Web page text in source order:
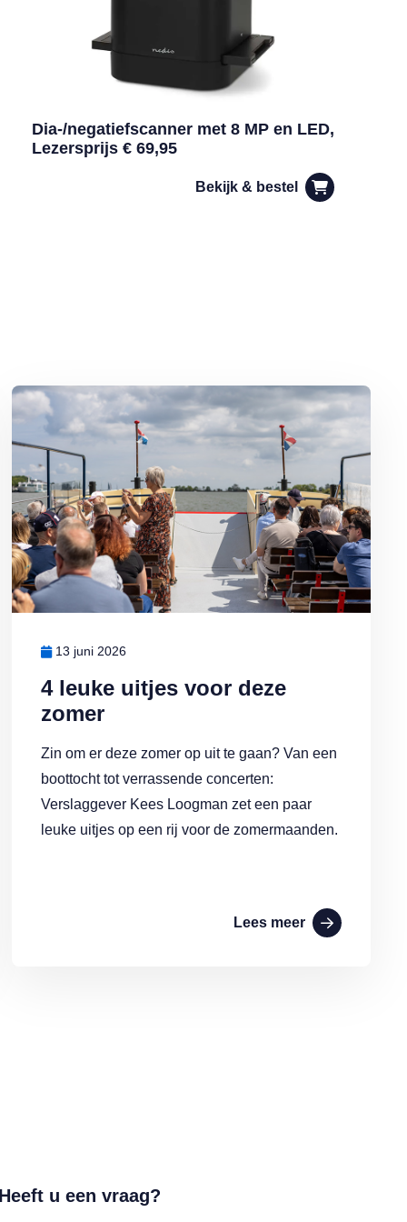
Dia-/negatiefscanner met 8 MP en LED,
Lezersprijs € 69,95
Bekijk & bestel
warm weer sneller bederft
4 leuke uitjes voor deze
zomer
13 juni 2026
Zin om er deze zomer op uit te gaan? Van een
boottocht tot verrassende concerten:
Verslaggever Kees Loogman zet een paar
leuke uitjes op een rij voor de zomermaanden.
Lees meer
Lees meer over 4 leuke uitjes voor deze zomer
u een vraag?